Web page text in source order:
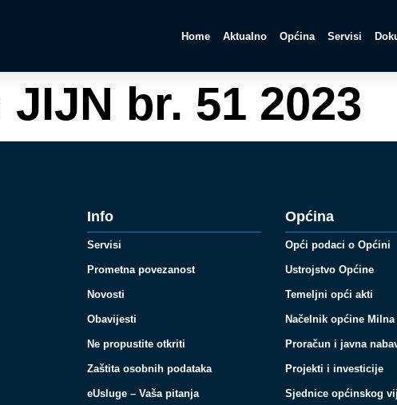
Home Aktualno Općina Servisi
JIJN br. 51 2023
Info
Servisi
Prometna povezanost
Novosti
Obavijesti
Ne propustite otkriti
Zaštita osobnih podataka
eUsluge – Vaša pitanja
Općina
Opći podaci o Općini
Ustrojstvo Općine
Temeljni opći akti
Načelnik općine Milna
Proračun i javna
Projekti i investicije
Sjednice općinskog